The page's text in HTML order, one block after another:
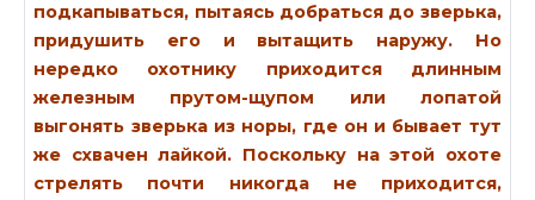
подкапываться, пытаясь добраться до зверька,
придушить его и вытащить наружу. Но
нередко охотнику приходится длинным
железным прутом-щупом или лопатой
выгонять зверька из норы, где он и бывает тут
же схвачен лайкой. Поскольку на этой охоте
стрелять почти никогда не приходится,